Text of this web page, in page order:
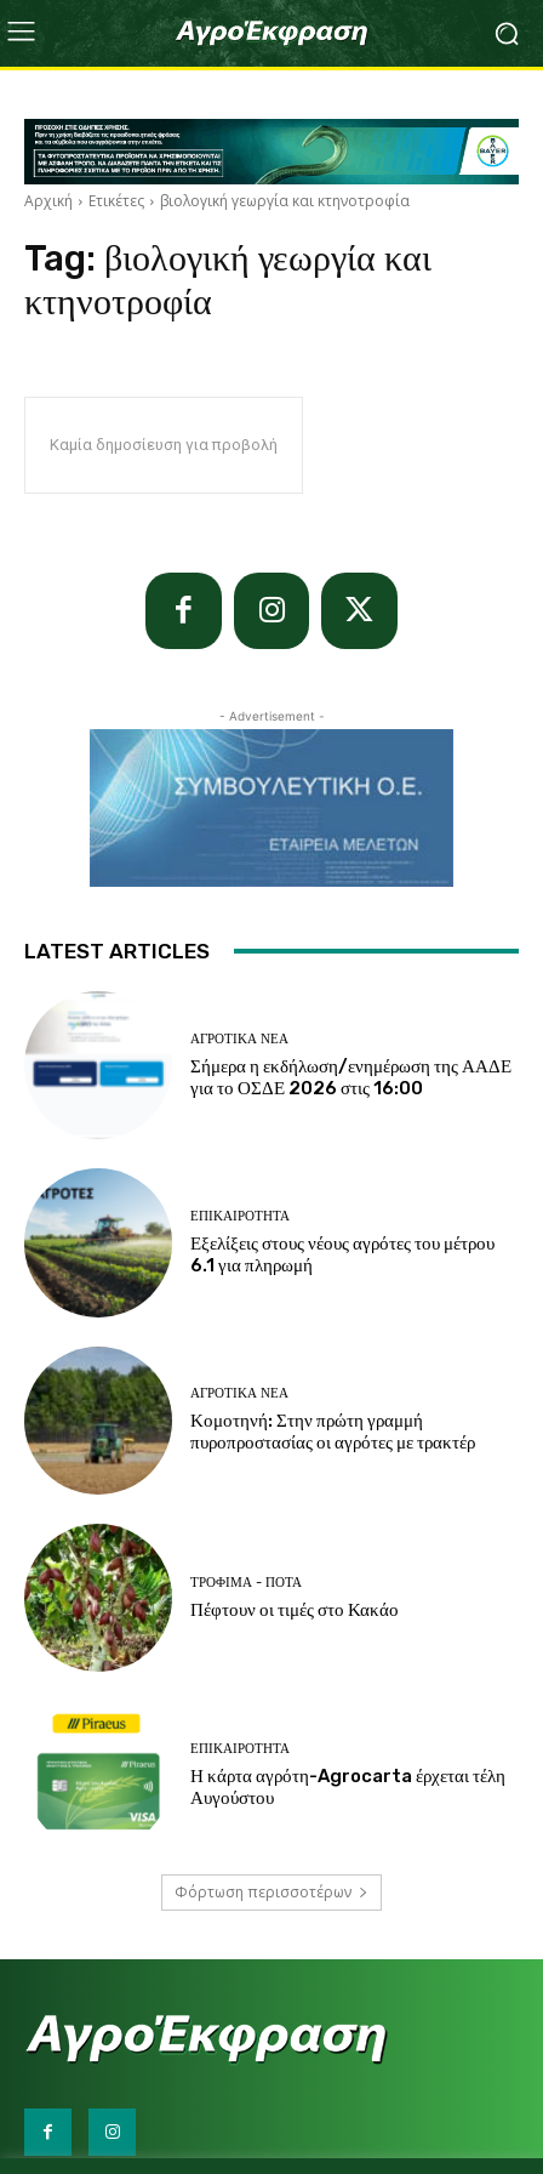
Αρχική Ετικέτες βιολογική γεωργία και κτηνοτροφία
Tag: βιολογική γεωργία και
κτηνοτροφία
Καμία δημοσίευση για προβολή
- Advertisement -
LATEST ARTICLES
ΑΓΡΟΤΙΚΆ ΝΈΑ
Σήμερα η εκδήλωση/ενημέρωση της ΑΑΔΕ
για το ΟΣΔΕ 2026 στις 16:00
ΕΠΙΚΑΙΡΌΤΗΤΑ
Εξελίξεις στους νέους αγρότες του μέτρου
6.1 για πληρωμή
ΑΓΡΟΤΙΚΆ ΝΈΑ
Κομοτηνή: Στην πρώτη γραμμή
πυροπροστασίας οι αγρότες με τρακτέρ
ΤΡΌΦΙΜΑ - ΠΟΤΆ
Πέφτουν οι τιμές στο Κακάο
ΕΠΙΚΑΙΡΌΤΗΤΑ
Η κάρτα αγρότη-Agrocarta έρχεται τέλη
Αυγούστου
Φόρτωση περισσοτέρων